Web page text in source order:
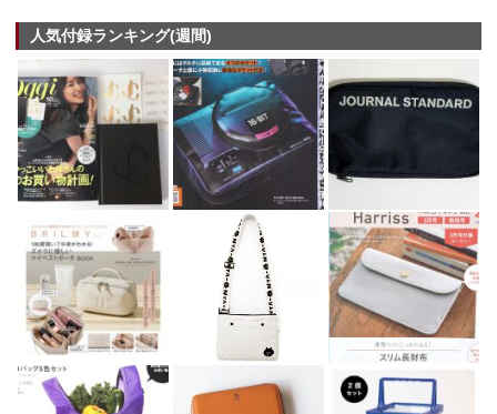
人気付録ランキング(週間)